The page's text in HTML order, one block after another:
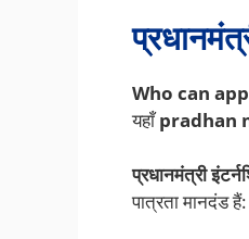
Who can
यहाँpradhan
प्रधानमंत्री
पात्रता मानदंड हैं: